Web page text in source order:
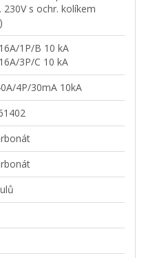
230V s ochr. kolíkem
1P/B 10 kA
3P/C 10 kA
4P/30mA 10kA